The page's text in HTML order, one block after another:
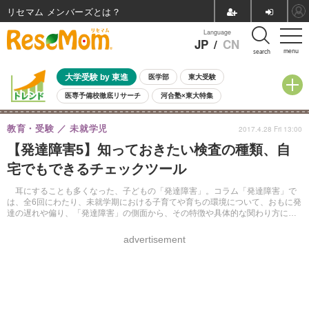
menu
Language
JP / CN search
大学受験 by 東進 医学部 東大受験
医専予備校徹底リサーチ 河合塾×東大特集
親子で考える大学選び 高校受験 中学受験 小学校受験
共通テスト 夏休み
8月開催イベント・WS 全国公立高校 過去問 人気記事
自由研究教材（小学生向け） 自由研究教材（中学生向け）
【発達障害5】知っておきたい検査の種類、自
宅でもできるチェックツール
耳にすることも多くなった、子どもの「発達障害」。コラム「発達障害」で
は、全6回にわたり、未就学期における子育てや育ちの環境について、おもに発
達の遅れや偏り、「発達障害」の側面から、その特徴や具体的な関わり方につ
教育・受験 未就学児
advertisement
2017.4.28 Fri 13:00
リセマム メンバーズ